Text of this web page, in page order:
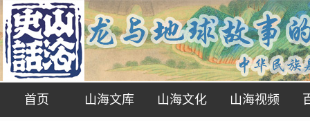
首页 山海文库 山海文化 山海视频